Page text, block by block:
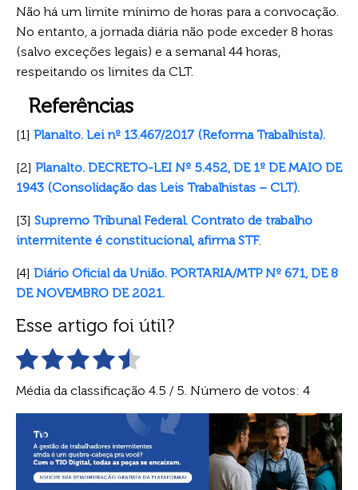
Não há um limite mínimo de horas para a convocação.
No entanto, a jornada diária não pode exceder 8 horas
(salvo exceções legais) e a semanal 44 horas,
respeitando os limites da CLT.
Referências
[1] Planalto. Lei nº 13.467/2017 (Reforma Trabalhista).
[2] Planalto. DECRETO-LEI Nº 5.452, DE 1º DE MAIO DE
1943 (Consolidação das Leis Trabalhistas – CLT).
[3] Supremo Tribunal Federal. Contrato de trabalho
intermitente é constitucional, afirma STF.
[4] Diário Oficial da União. PORTARIA/MTP Nº 671, DE 8
DE NOVEMBRO DE 2021.
Esse artigo foi útil?
Média da classificação 4.5 / 5. Número de votos: 4